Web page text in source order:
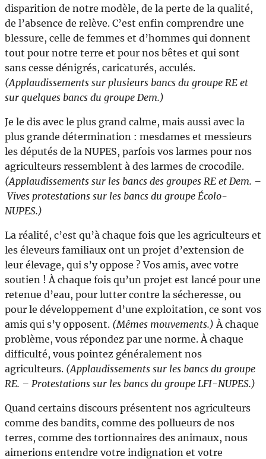
disparition de notre modèle, de la perte de la qualité,
de l’absence de relève. C’est enfin comprendre une
blessure, celle de femmes et d’hommes qui donnent
tout pour notre terre et pour nos bêtes et qui sont
sans cesse dénigrés, caricaturés, acculés.
(Applaudissements sur plusieurs bancs du groupe RE et
sur quelques bancs du groupe Dem.)
Je le dis avec le plus grand calme, mais aussi avec la
plus grande détermination : mesdames et messieurs
les députés de la NUPES, parfois vos larmes pour nos
agriculteurs ressemblent à des larmes de crocodile.
(Applaudissements sur les bancs des groupes RE et Dem. –
Vives protestations sur les bancs du groupe Écolo-
NUPES.)
La réalité, c’est qu’à chaque fois que les agriculteurs et
les éleveurs familiaux ont un projet d’extension de
leur élevage, qui s’y oppose ? Vos amis, avec votre
soutien ! À chaque fois qu’un projet est lancé pour une
retenue d’eau, pour lutter contre la sécheresse, ou
pour le développement d’une exploitation, ce sont vos
amis qui s’y opposent. (Mêmes mouvements.) À chaque
problème, vous répondez par une norme. À chaque
difficulté, vous pointez généralement nos
agriculteurs. (Applaudissements sur les bancs du groupe
RE. – Protestations sur les bancs du groupe LFI-NUPES.)
Quand certains discours présentent nos agriculteurs
comme des bandits, comme des pollueurs de nos
terres, comme des tortionnaires des animaux, nous
aimerions entendre votre indignation et votre